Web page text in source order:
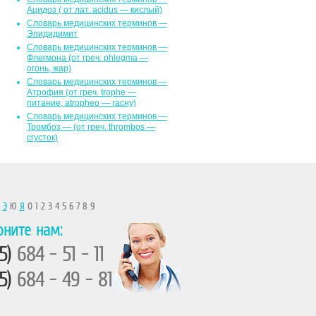
Ацидоз ( от лат. асidus — кислый)
Словарь медицинских терминов —
Эпидидимит
Словарь медицинских терминов —
Флегмона (от гpeч. phlegma —
огонь, жар)
Словарь медицинских терминов —
Атрофия (от греч. trophe —
питание, atropheo — гасну)
Словарь медицинских терминов —
Тромбоз — (от греч. thrombos —
сгусток)
ЭЮ Я 0 1 2 3 4 5 6 7 8 9
нам:
684 - 51 - 11
684 - 49 - 81